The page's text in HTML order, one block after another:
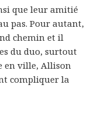
que leur amitié
pas. Pour autant,
chemin et il
du duo, surtout
en ville, Allison
compliquer la